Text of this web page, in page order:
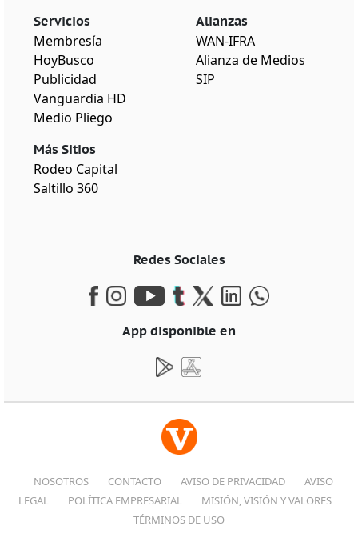
Servicios
Membresía
HoyBusco
Publicidad
Vanguardia HD
Medio Pliego
Más Sitios
Rodeo Capital
Saltillo 360
Alianzas
WAN-IFRA
Alianza de Medios
SIP
Redes Sociales
App disponible en
NOSOTROS CONTACTO AVISO DE PRIVACIDAD
AVISO
LEGAL
POLÍTICA EMPRESARIAL
MISIÓN, VISIÓN Y VALORES
TÉRMINOS DE USO